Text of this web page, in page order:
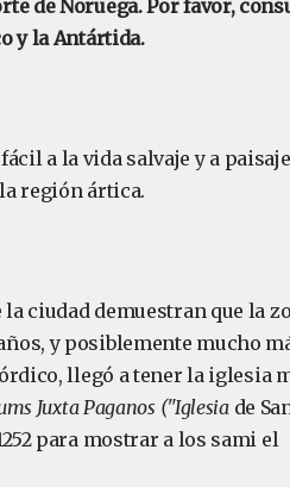
de Noruega. Por favor,
y la Antártida.
a la vida salvaje y a
región ártica.
ciudad demuestran que la
y posiblemente mucho
llegó a tener la iglesia
Juxta Paganos ("Iglesiade
para mostrar a los sami el